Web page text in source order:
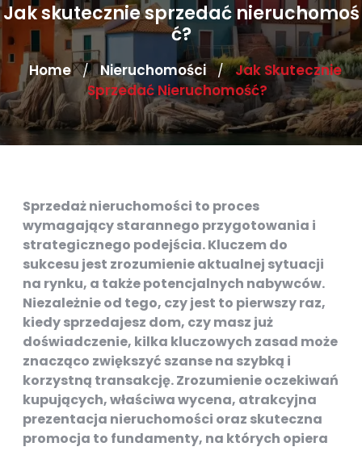
Jak skutecznie sprzedać nieruchomoś
ć?
Home / Nieruchomości / Jak Skutecznie
Sprzedać Nieruchomość?
Sprzedaż nieruchomości to proces
wymagający starannego przygotowania i
strategicznego podejścia. Kluczem do
sukcesu jest zrozumienie aktualnej sytuacji
na rynku, a także potencjalnych nabywców.
Niezależnie od tego, czy jest to pierwszy raz,
kiedy sprzedajesz dom, czy masz już
doświadczenie, kilka kluczowych zasad może
znacząco zwiększyć szanse na szybką i
korzystną transakcję. Zrozumienie oczekiwań
kupujących, właściwa wycena, atrakcyjna
prezentacja nieruchomości oraz skuteczna
promocja to fundamenty, na których opiera